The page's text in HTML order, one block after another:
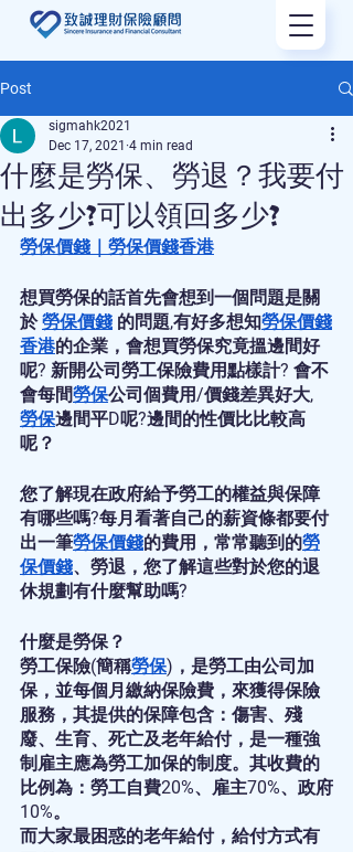
Post
什麼是勞保、勞退？我要付
出多少?可以領回多少?
sigmahk2021
Dec 17, 2021 4 min read
勞保價錢 ｜ 勞保價錢香港
想買勞保的話首先會想到一個問題是關
於 勞保價錢 的問題,有好多想知勞保價錢
香港的企業，會想買勞保究竟搵邊間好
呢? 新開公司勞工保險費用點樣計? 會不
會每間勞保公司個費用/價錢差異好大,
勞保邊間平D呢?邊間的性價比比較高
呢？
您了解現在政府給予勞工的權益與保障
有哪些嗎?每月看著自己的薪資條都要付
出一筆勞保價錢的費用，常常聽到的勞
保價錢、勞退，您了解這些對於您的退
休規劃有什麼幫助嗎?
什麼是勞保？
勞工保險(簡稱勞保)，是勞工由公司加
保，並每個月繳納保險費，來獲得保險
服務，其提供的保障包含：傷害、殘
廢、生育、死亡及老年給付，是一種強
制雇主應為勞工加保的制度。其收費的
比例為：勞工自費20%、雇主70%、政府
10%。
而大家最困惑的老年給付，給付方式有